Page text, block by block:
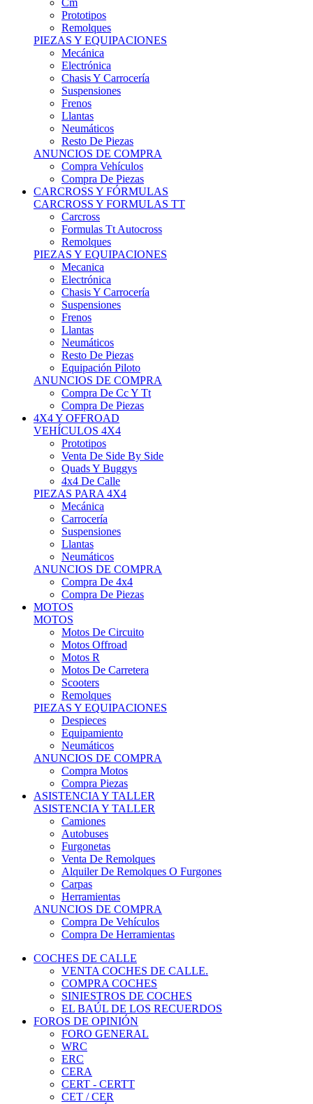
Remolques
PIEZAS Y EQUIPACIONES
Mecánica
Electrónica
Chasis Y Carrocería
Suspensiones
Frenos
Llantas
Neumáticos
Resto De Piezas
ANUNCIOS DE COMPRA
Compra Vehículos
Compra De Piezas
CARCROSS Y FÓRMULAS
CARCROSS Y FORMULAS TT
Carcross
Formulas Tt Autocross
Remolques
PIEZAS Y EQUIPACIONES
Mecanica
Electrónica
Chasis Y Carrocería
Suspensiones
Frenos
Llantas
Neumáticos
Resto De Piezas
Equipación Piloto
ANUNCIOS DE COMPRA
Compra De Cc Y Tt
Compra De Piezas
4X4 Y OFFROAD
VEHÍCULOS 4X4
Prototipos
Venta De Side By Side
Quads Y Buggys
4x4 De Calle
PIEZAS PARA 4X4
Mecánica
Carrocería
Suspensiones
Llantas
Neumáticos
ANUNCIOS DE COMPRA
Compra De 4x4
Compra De Piezas
MOTOS
MOTOS
Motos De Circuito
Motos Offroad
Motos R
Motos De Carretera
Scooters
Remolques
PIEZAS Y EQUIPACIONES
Despieces
Equipamiento
Neumáticos
ANUNCIOS DE COMPRA
Compra Motos
Compra Piezas
ASISTENCIA Y TALLER
ASISTENCIA Y TALLER
Camiones
Autobuses
Furgonetas
Venta De Remolques
Alquiler De Remolques O Furgones
Carpas
Herramientas
ANUNCIOS DE COMPRA
Compra De Vehículos
Compra De Herramientas
COCHES DE CALLE
VENTA COCHES DE CALLE.
COMPRA COCHES
SINIESTROS DE COCHES
EL BAÚL DE LOS RECUERDOS
FOROS DE OPINIÓN
FORO GENERAL
WRC
ERC
CERA
CERT - CERTT
CET / CER
FORO TÉCNICO